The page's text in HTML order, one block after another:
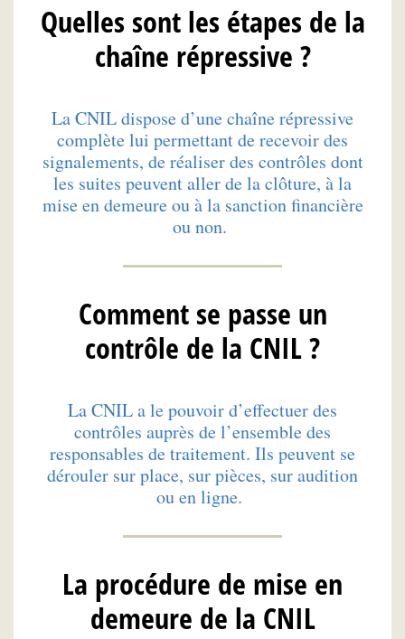
Quelles sont les étapes de la
chaîne répressive ?
La CNIL dispose d’une chaîne répressive
complète lui permettant de recevoir des
signalements, de réaliser des contrôles dont
les suites peuvent aller de la clôture, à la
mise en demeure ou à la sanction financière
ou non.
Comment se passe un
contrôle de la CNIL ?
La CNIL a le pouvoir d’effectuer des
contrôles auprès de l’ensemble des
responsables de traitement. Ils peuvent se
dérouler sur place, sur pièces, sur audition
ou en ligne.
La procédure de mise en
demeure de la CNIL